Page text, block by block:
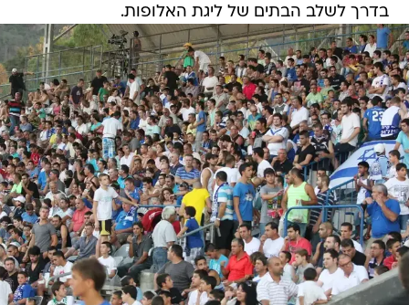
מתחילים לפנטז על השמות הגדולים. אוהדי קרית שמונה / אדריאן